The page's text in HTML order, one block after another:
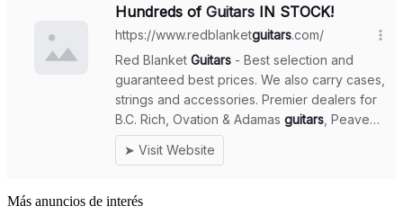
Más anuncios de interés